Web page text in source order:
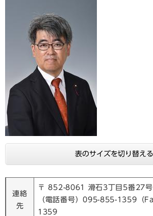
表のサイズを切り替える
連絡
先
〒 852-8061 滑石3丁目5番27号
（電話番号）095-855-1359（
1359